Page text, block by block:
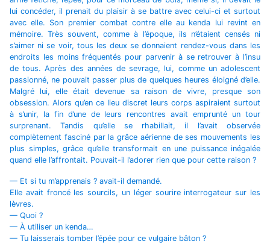
lui concéder, il prenait du plaisir à se battre avec celui-ci et surtout
avec elle. Son premier combat contre elle au kenda lui revint en
mémoire. Très souvent, comme à l’époque, ils n’étaient censés ni
s’aimer ni se voir, tous les deux se donnaient rendez-vous dans les
endroits les moins fréquentés pour parvenir à se retrouver à l’insu
de tous. Après des années de sevrage, lui, comme un adolescent
passionné, ne pouvait passer plus de quelques heures éloigné d’elle.
Malgré lui, elle était devenue sa raison de vivre, presque son
obsession. Alors qu’en ce lieu discret leurs corps aspiraient surtout
à s’unir, la fin d’une de leurs rencontres avait emprunté un tour
surprenant. Tandis qu’elle se rhabillait, il l’avait observée
complètement fasciné par la grâce aérienne de ses mouvements les
plus simples, grâce qu’elle transformait en une puissance inégalée
quand elle l’affrontait. Pouvait-il l’adorer rien que pour cette raison ?
— Et si tu m’apprenais ? avait-il demandé.
Elle avait froncé les sourcils, un léger sourire interrogateur sur les
lèvres.
— Quoi ?
— À utiliser un kenda…
— Tu laisserais tomber l’épée pour ce vulgaire bâton ?